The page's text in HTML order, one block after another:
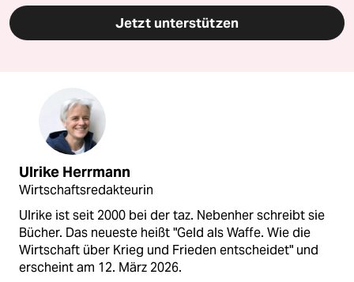
Jetzt unterstützen
Ulrike Herrmann
Wirtschaftsredakteurin
Ulrike ist seit 2000 bei der taz. Nebenher schreibt sie
Bücher. Das neueste heißt "Geld als Waffe. Wie die
Wirtschaft über Krieg und Frieden entscheidet" und
erscheint am 12. März 2026.